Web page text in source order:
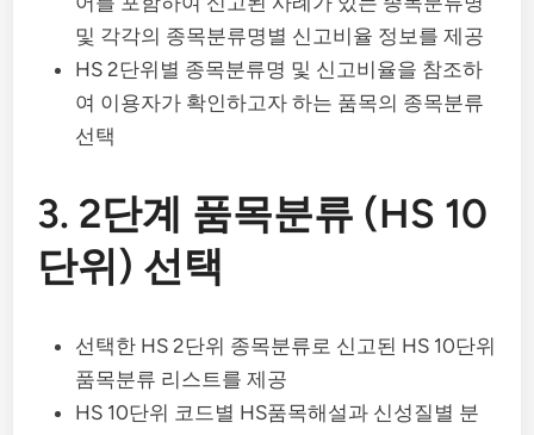
및 각각의 종목분류명별 신고비율 정보를 제공
HS 2단위별 종목분류명 및 신고비율을 참조하
여 이용자가 확인하고자 하는 품목의 종목분류
선택
3. 2단계 품목분류 (HS 10
단위) 선택
선택한 HS 2단위 종목분류로 신고된 HS 10단위
품목분류 리스트를 제공
HS 10단위 코드별 HS품목해설과 신성질별 분